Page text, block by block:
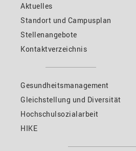
Aktuelles
Standort und Campusplan
Stellenangebote
Kontaktverzeichnis
Gesundheitsmanagement
Gleichstellung und Diversität
Hochschulsozialarbeit
HIKE